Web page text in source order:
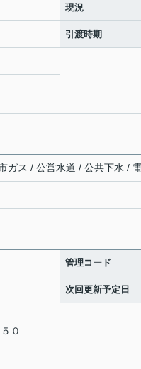
現況
引渡時期
ガス / 公営水道 / 公共下水 /
管理コード
次回更新予定日
０